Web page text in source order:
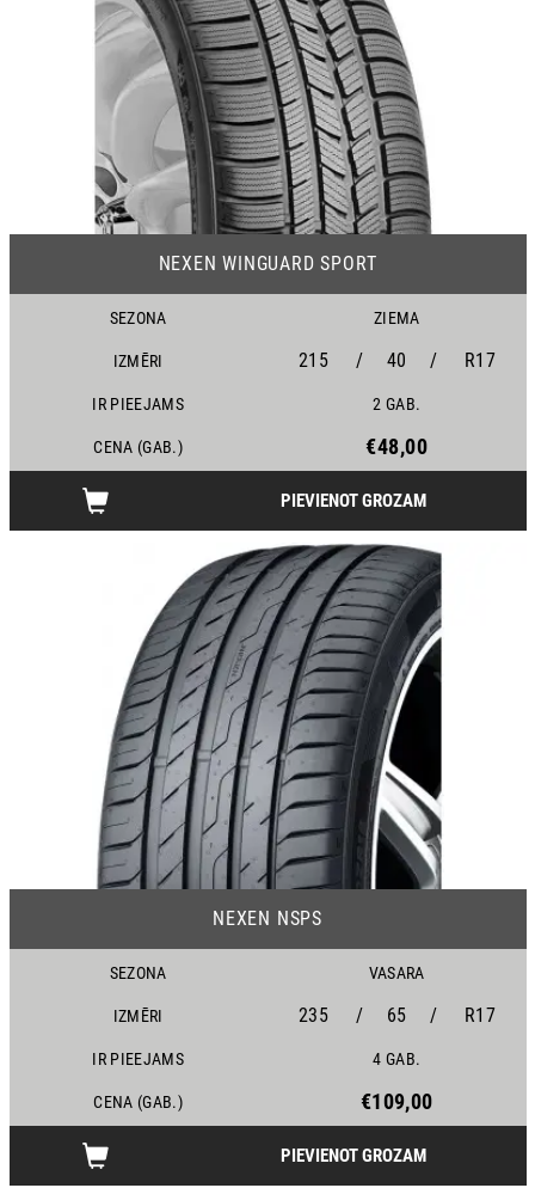
NEXEN WINGUARD SPORT
SEZONA ZIEMA
IZMĒRI 215 / 40 / R17
IR PIEEJAMS 2 GAB.
CENA (GAB.) €48,00
PIEVIENOT GROZAM
NEXEN NSPS
SEZONA VASARA
IZMĒRI 235 / 65 / R17
IR PIEEJAMS 4 GAB.
CENA (GAB.) €109,00
PIEVIENOT GROZAM